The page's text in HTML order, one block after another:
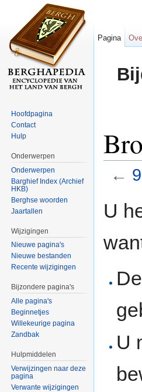
←
U
U
Pagina
Hoofdpagina
Contact
Hulp
Onderwerpen
Onderwerpen
Barghief Index (Archief
HKB)
Berghse woorden
Jaartallen
Wijzigingen
Nieuwe pagina's
Nieuwe bestanden
Recente wijzigingen
Bijzondere pagina's
Alle pagina's
Beginnetjes
Willekeurige pagina
Zandbak
Hulpmiddelen
Verwijzingen naar deze
pagina
Verwante wijzigingen